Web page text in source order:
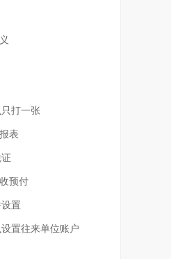
打一张
表
预付
置
置往来单位账户